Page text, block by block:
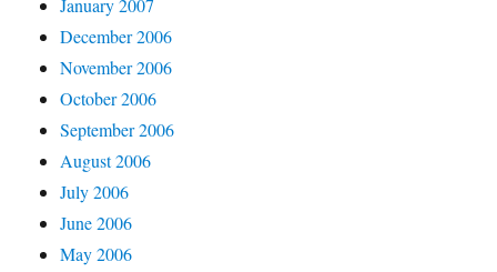
January 2007
December 2006
November 2006
October 2006
September 2006
August 2006
July 2006
June 2006
May 2006